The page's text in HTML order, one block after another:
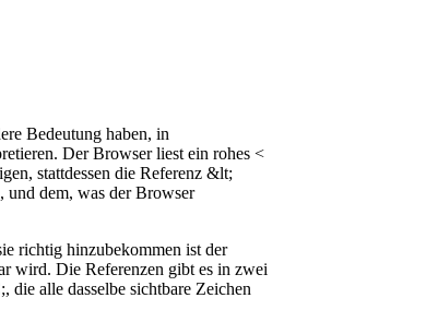
Bedeutung haben, in
Der Browser liest ein rohes <
stattdessen die Referenz &lt;
und dem, was der Browser
richtig hinzubekommen ist der
wird. Die Referenzen gibt es in zwei
alle dasselbe sichtbare Zeichen